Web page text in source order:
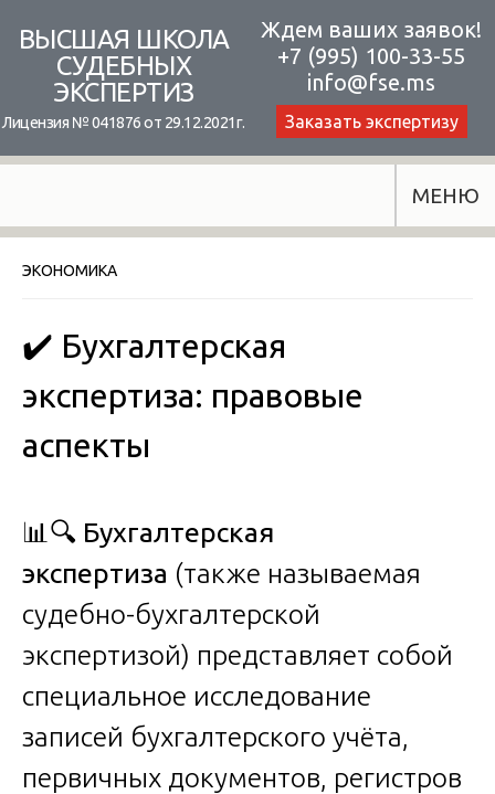
content
ВЫСШАЯ ШКОЛА
СУДЕБНЫХ
ЭКСПЕРТИЗ
Лицензия № 041876 от 29.12.2021г.
Ждем ваших заявок!
+7 (995) 100-33-55
info@fse.ms
Заказать экспертизу
МЕНЮ
ЭКОНОМИКА
✔️ Бухгалтерская
экспертиза: правовые
аспекты
📊🔍 Бухгалтерская
экспертиза (также называемая
судебно-бухгалтерской
экспертизой) представляет собой
специальное исследование
записей бухгалтерского учёта,
первичных документов, регистров